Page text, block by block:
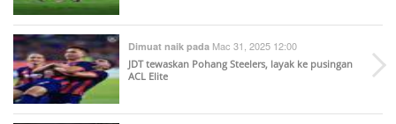
Dimuat naik pada Mac 31, 2025 12:00
JDT tewaskan Pohang Steelers, layak ke pusingan
ACL Elite